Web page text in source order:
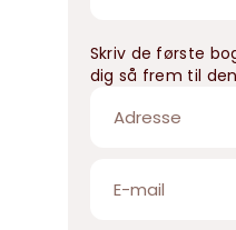
Skriv de første
dig så frem til